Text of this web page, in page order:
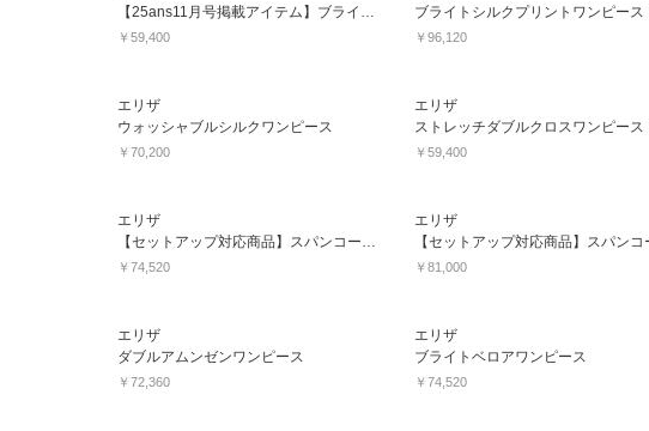
【25ans11月号掲載アイテム】ブライトベロアワンピース
￥59,400
ブライトシルクプリントワンピース
￥96,120
エリザ
ウォッシャブルシルクワンピース
￥70,200
エリザ
ストレッチダブルクロスワンピース
￥59,400
エリザ
【セットアップ対応商品】スパンコールファンシーツィード
￥74,520
エリザ
￥81,000
エリザ
ダブルアムンゼンワンピース
￥72,360
エリザ
ブライトベロアワンピース
￥74,520